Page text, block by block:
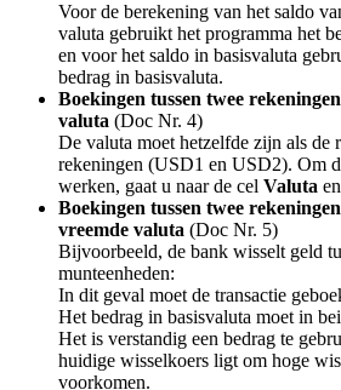
Voor de berekening van het saldo
valuta gebruikt het programma het
en voor het saldo in basisvaluta
bedrag in basisvaluta.
Boekingen tussen twee
valuta (Doc Nr. 4)
De valuta moet hetzelfde zijn als de
rekeningen (USD1 en USD2). Om
werken, gaat u naar de cel Valuta
Boekingen tussen twee
vreemde valuta (Doc Nr. 5)
Bijvoorbeeld, de bank wisselt geld
munteenheden:
In dit geval moet de transactie
Het bedrag in basisvaluta moet in
Het is verstandig een bedrag te
huidige wisselkoers ligt om hoge
voorkomen.